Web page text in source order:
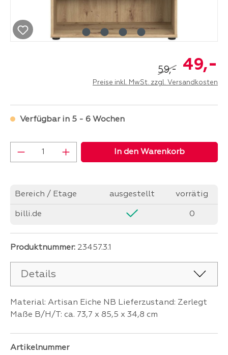
59,- 49,-
Preise inkl. MwSt. zzgl. Versandkosten
Verfügbar in 5 - 6 Wochen
Produkt Anzahl: Gib den gewünschten
In den Warenkorb
Bereich / Etage ausgestellt vorrätig
billi.de 0
Produktnummer: 23457.3.1
Details
Material: Artisan Eiche NB Lieferzustand: Zerlegt
Maße B/H/T: ca. 73,7 x 85,5 x 34,8 cm
Artikelnummer